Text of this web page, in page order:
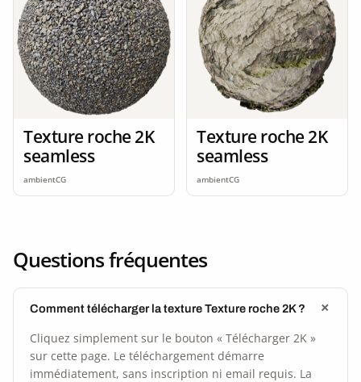
Texture roche 2K
seamless
ambientCG
Texture roche 2K
seamless
ambientCG
Questions fréquentes
Comment télécharger la texture Texture roche 2K ?
Cliquez simplement sur le bouton « Télécharger 2K »
sur cette page. Le téléchargement démarre
immédiatement, sans inscription ni email requis. La